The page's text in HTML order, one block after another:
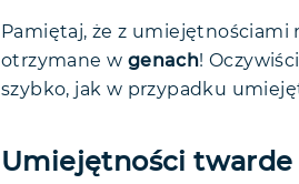
Pamiętaj, że z umiejętnościami
otrzymane w genach!
szybko, jak w przypadku
Umiejętności twarde